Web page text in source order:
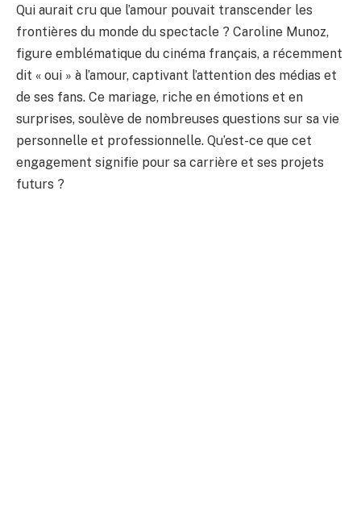
Qui aurait cru que l’amour pouvait transcender les
frontières du monde du spectacle ? Caroline Munoz,
figure emblématique du cinéma français, a récemment
dit « oui » à l’amour, captivant l’attention des médias et
de ses fans. Ce mariage, riche en émotions et en
surprises, soulève de nombreuses questions sur sa vie
personnelle et professionnelle. Qu’est-ce que cet
engagement signifie pour sa carrière et ses projets
futurs ?